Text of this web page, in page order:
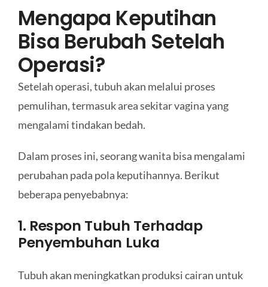
Mengapa Keputihan
Bisa Berubah Setelah
Operasi?
Setelah operasi, tubuh akan melalui proses
pemulihan, termasuk area sekitar vagina yang
mengalami tindakan bedah.
Dalam proses ini, seorang wanita bisa mengalami
perubahan pada pola keputihannya. Berikut
beberapa penyebabnya:
1. Respon Tubuh Terhadap
Penyembuhan Luka
Tubuh akan meningkatkan produksi cairan untuk